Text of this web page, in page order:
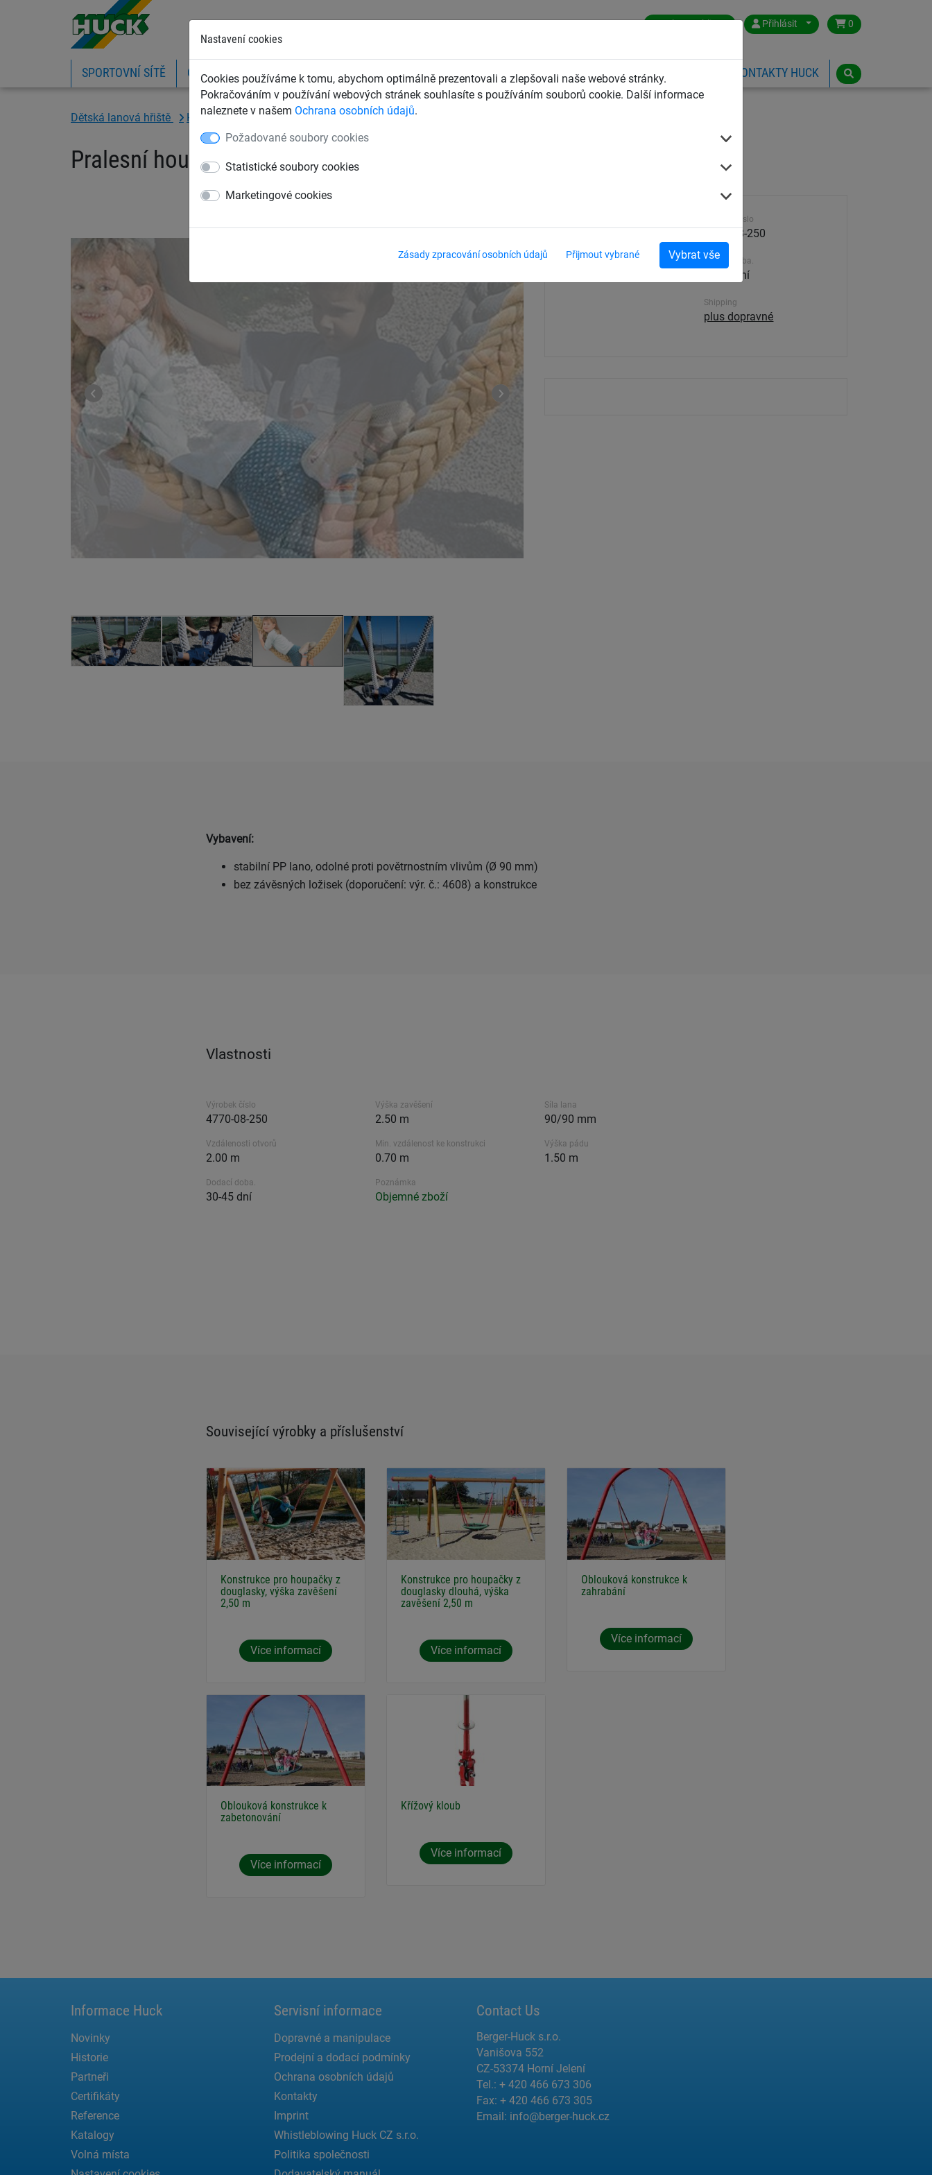
Nastavení cookies
Cookies používáme k tomu, abychom optimálně prezentovali a zlepšovali naše webové stránky.
Pokračováním v používání webových stránek souhlasíte s používáním souborů cookie. Další informace
naleznete v našem Ochrana osobních údajů.
Požadované soubory cookies
Statistické soubory cookies
Marketingové cookies
Zásady zpracování osobních údajů Přijmout vybrané Vybrat vše
Czech Republic Přihlásit 0
SPORTOVNÍ SÍTĚ OCHRANNÉ SÍTĚ A PLACHTY ZÁCHYTNÉ BEZPEČNOSTNÍ SÍTĚ DĚTSKÁ LANOVÁ HŘIŠTĚ KONTAKTY HUCK
Dětská lanová hřiště Houpačky a ptačí hnízda Lanové houpačky
Pralesní houpačka, závěsná výška 2,50 m
Výrobek číslo
4770-08-250
Dodací doba.
30-45 dní
Shipping
plus dopravné
Vybavení:
stabilní PP lano, odolné proti povětrnostním vlivům (Ø 90 mm)
bez závěsných ložisek (doporučení: výr. č.: 4608) a konstrukce
Vlastnosti
Výrobek číslo
4770-08-250
Výška zavěšení
2.50 m
Síla lana
90/90 mm
Vzdálenosti otvorů
2.00 m
Min. vzdálenost ke konstrukci
0.70 m
Výška pádu
1.50 m
Dodací doba.
30-45 dní
Poznámka
Objemné zboží
Související výrobky a příslušenství
Konstrukce pro houpačky z
douglasky, výška zavěšení
2,50 m
Více informací
Konstrukce pro houpačky z
douglasky dlouhá, výška
zavěšení 2,50 m
Více informací
Oblouková konstrukce k
zahrabání
Více informací
Oblouková konstrukce k
zabetonování
Více informací
Křížový kloub
Více informací
Informace Huck
Novinky
Historie
Partneři
Certifikáty
Reference
Katalogy
Volná místa
Servisní informace
Dopravné a manipulace
Prodejní a dodací podmínky
Ochrana osobních údajů
Kontakty
Imprint
Whistleblowing Huck CZ s.r.o.
Politika společnosti
Contact Us
Berger-Huck s.r.o.
Vanišova 552
CZ-53374 Horní Jelení
Tel.: + 420 466 673 306
Fax: + 420 466 673 305
Email: info@berger-huck.cz